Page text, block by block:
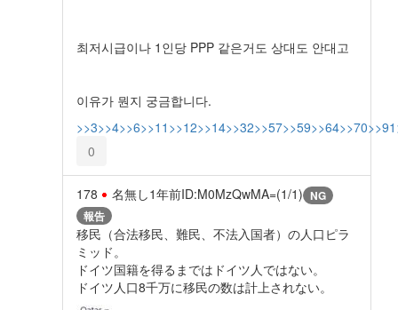
최저시급이나 1인당 PPP 같은거도 상대도 안대고
이유가 뭔지 궁금합니다.
>>3>>4>>6>>11 >>12>>14>>32>>57>>59>>64>>70>>91
0
178 名無し1年前ID:M0MzQwMA=(1/1) NG
報告
移民（合法移民、難民、不法入国者）の人口ピラ
ミッド。
ドイツ国籍を得るまではドイツ人ではない。
ドイツ人口8千万に移民の数は計上されない。